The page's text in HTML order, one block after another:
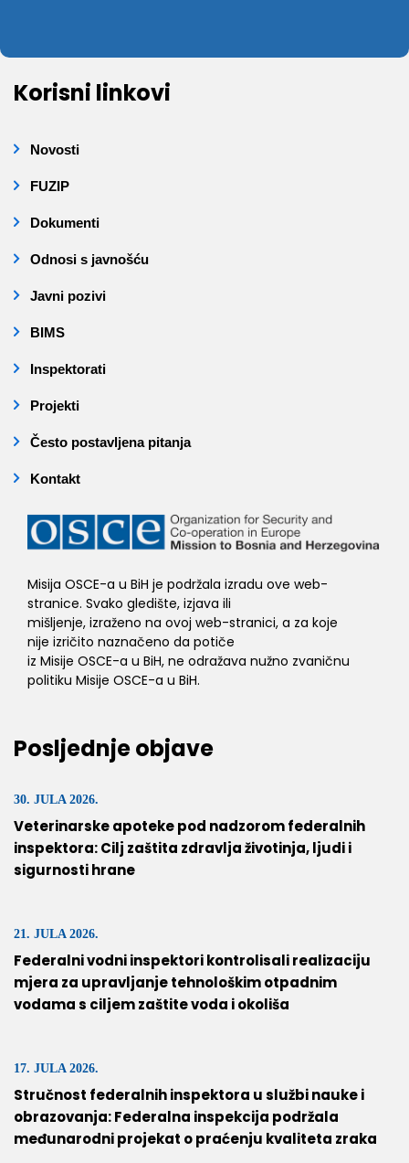
Korisni linkovi
Novosti
FUZIP
Dokumenti
Odnosi s javnošću
Javni pozivi
BIMS
Inspektorati
Projekti
Često postavljena pitanja
Kontakt
Misija OSCE-a u BiH je podržala izradu ove web-
stranice. Svako gledište, izjava ili
mišljenje, izraženo na ovoj web-stranici, a za koje
nije izričito naznačeno da potiče
iz Misije OSCE-a u BiH, ne odražava nužno zvaničnu
politiku Misije OSCE-a u BiH.
Posljednje objave
30. JULA 2026.
Veterinarske apoteke pod nadzorom federalnih
inspektora: Cilj zaštita zdravlja životinja, ljudi i
sigurnosti hrane
21. JULA 2026.
Federalni vodni inspektori kontrolisali realizaciju
mjera za upravljanje tehnološkim otpadnim
vodama s ciljem zaštite voda i okoliša
17. JULA 2026.
Stručnost federalnih inspektora u službi nauke i
obrazovanja: Federalna inspekcija podržala
međunarodni projekat o praćenju kvaliteta zraka